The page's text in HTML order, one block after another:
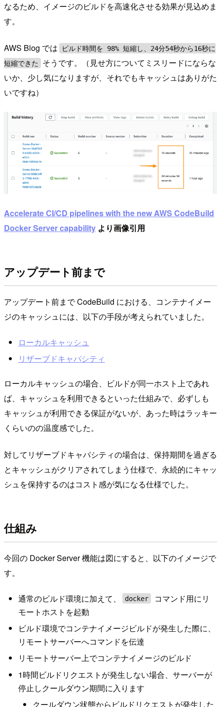
なるため、イメージのビルドを高速化させる効果が見込めま
す。
AWS Blog では
ビルド時間を 98% 短縮し、24分54秒から16秒に
短縮できた
そうです。（見せ方についてミスリードにならな
いか、少し気になりますが、それでもキャッシュはありがた
いですね）
Accelerate CI/CD pipelines with the new AWS CodeBuild
Docker Server capability より画像引用
アップデート前まで
アップデート前まで CodeBuild における、コンテナイメー
ジのキャッシュには、以下の手段が考えられていました。
ローカルキャッシュ
リザーブドキャパシティ
ローカルキャッシュの場合、ビルドが同一ホスト上であれ
ば、キャッシュを利用できるといった仕組みで、必ずしも
キャッシュが利用できる保証がないが、あった時はラッキー
くらいのの温度感でした。
対してリザーブドキャパシティの場合は、保持期間を過ぎる
とキャッシュがクリアされてしまう仕様で、永続的にキャッ
シュを保持するのはコスト感が気になる仕様でした。
仕組み
今回の Docker Server 機能は図にすると、以下のイメージで
す。
通常のビルド環境に加えて、 docker
コマンド用にリ
モートホストを起動
ビルド環境でコンテナイメージビルドが発生した際に、
リモートサーバーへコマンドを伝達
リモートサーバー上でコンテナイメージのビルド
1時間ビルドリクエストが発生しない場合、サーバーが
停止しクールダウン期間に入ります
クールダウン状態からビルドリクエストが発生した